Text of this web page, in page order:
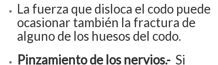
La fuerza que disloca el codo puede
ocasionar también la fractura de
alguno de los huesos del codo.
Pinzamiento de los nervios.- Si